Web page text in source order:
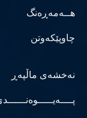
هــەمەڕەنگ
چاوپێکەوتن
نەخشەی ماڵپەڕ